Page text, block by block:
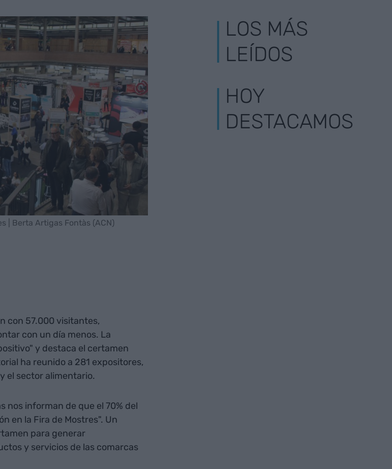
| Berta Artigas Fontàs (ACN)
con 57.000 visitantes,
con un día menos. La
y destaca el certamen
ha reunido a 281 expositores,
el sector alimentario.
nos informan de que el 70% del
en la Fira de Mostres". Un
para generar
y servicios de las comarcas
LOS MÁS
LEÍDOS
HOY
DESTACAMOS